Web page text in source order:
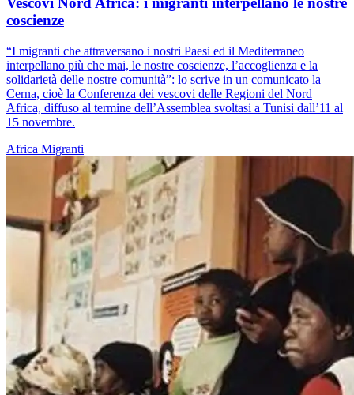
coscienze
“I migranti che attraversano i nostri Paesi ed il Mediterraneo
interpellano più che mai, le nostre coscienze, l’accoglienza e la
solidarietà delle nostre comunità”: lo scrive in un comunicato la
Cerna, cioè la Conferenza dei vescovi delle Regioni del Nord
Africa, diffuso al termine dell’Assemblea svoltasi a Tunisi dall’11 al
15 novembre.
Africa Migranti